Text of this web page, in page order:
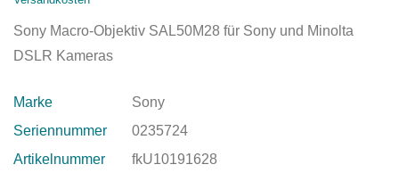
Sony Macro-Objektiv SAL50M28 für Sony und Minolta
DSLR Kameras
Marke
Sony
Seriennummer
0235724
Artikelnummer
fkU10191628